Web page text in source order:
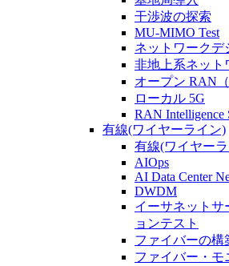
干渉波の探索
MU-MIMO Test
ネットワークデ
非地上系ネット
オープン RAN（
ローカル 5G
RAN Intelligence
有線(ワイヤーライン)
有線(ワイヤー
AIOps
AI Data Center
DWDM
イーサネットサ
ョンテスト
ファイバーの構
ファイバー・モ